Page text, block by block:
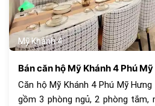
Mỹ Khánh 4
Bán căn hộ Mỹ Khánh 4 Phú
Căn hộ Mỹ Khánh 4 Phú Mỹ
gồm 3 phòng ngủ, 2 phòng